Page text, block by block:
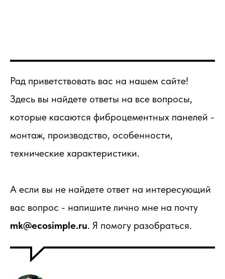
Рад приветствовать вас на нашем сайте!
Здесь вы найдете ответы на все вопросы,
которые касаются фиброцементных панелей -
монтаж, производство, особенности,
технические характеристики.
А если вы не найдете ответ на интересующий
вас вопрос - напишите лично мне на почту
mk@ecosimple.ru. Я помогу разобраться.